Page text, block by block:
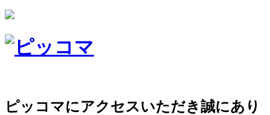
ピッコマにアクセスいただき誠にあり